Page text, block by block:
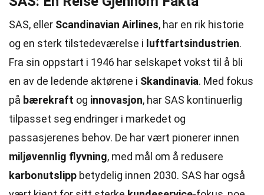
SAS, eller Scandinavian Airlines, har en rik historie
og en sterk tilstedeværelse i luftfartsindustrien.
Fra sin oppstart i 1946 har selskapet vokst til å bli
en av de ledende aktørene i Skandinavia. Med fokus
på bærekraft og innovasjon, har SAS kontinuerlig
tilpasset seg endringer i markedet og
passasjerenes behov. De har vært pionerer innen
miljøvennlig flyvning, med mål om å redusere
karbonutslipp betydelig innen 2030. SAS har også